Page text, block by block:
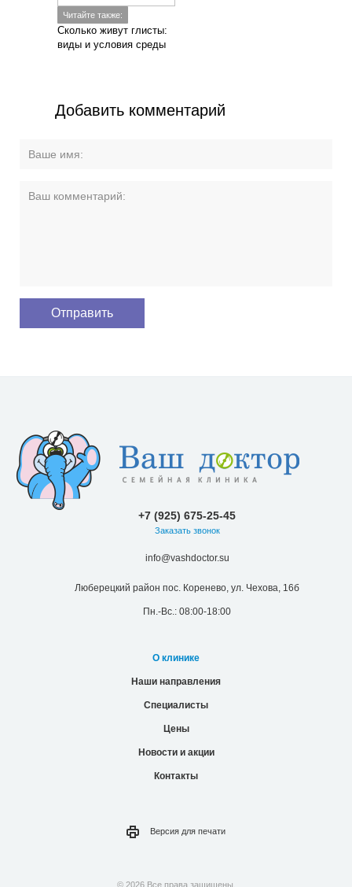
Читайте также:
Сколько живут глисты:
виды и условия среды
Добавить комментарий
+7 (925) 675-25-45
Заказать звонок
info@vashdoctor.su
Люберецкий район пос. Коренево, ул. Чехова, 16б
Пн.-Вс.: 08:00-18:00
О клинике
Наши направления
Специалисты
Цены
Новости и акции
Контакты
Версия для печати
© 2026 Все права защищены.